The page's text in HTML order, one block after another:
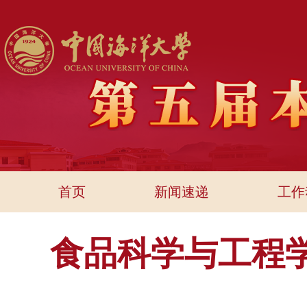
首页 新闻速递 工
食品科学与工程